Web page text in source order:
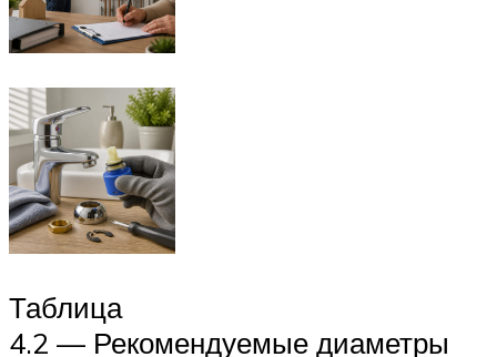
Таблица
4.2 — Рекомендуемые диаметры